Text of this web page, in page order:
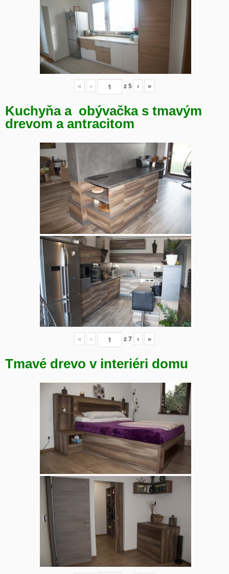
« ‹ z5 › »
Kuchyňa a obývačka s tmavým
drevom a antracitom
« ‹ z7 › »
Tmavé drevo v interiéri domu